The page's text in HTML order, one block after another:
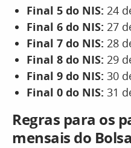
Final 5 do NIS: 24
Final 6 do NIS: 27
Final 7 do NIS: 28
Final 8 do NIS: 29
Final 9 do NIS: 30
Final 0 do NIS: 31
Regras para os
mensais do